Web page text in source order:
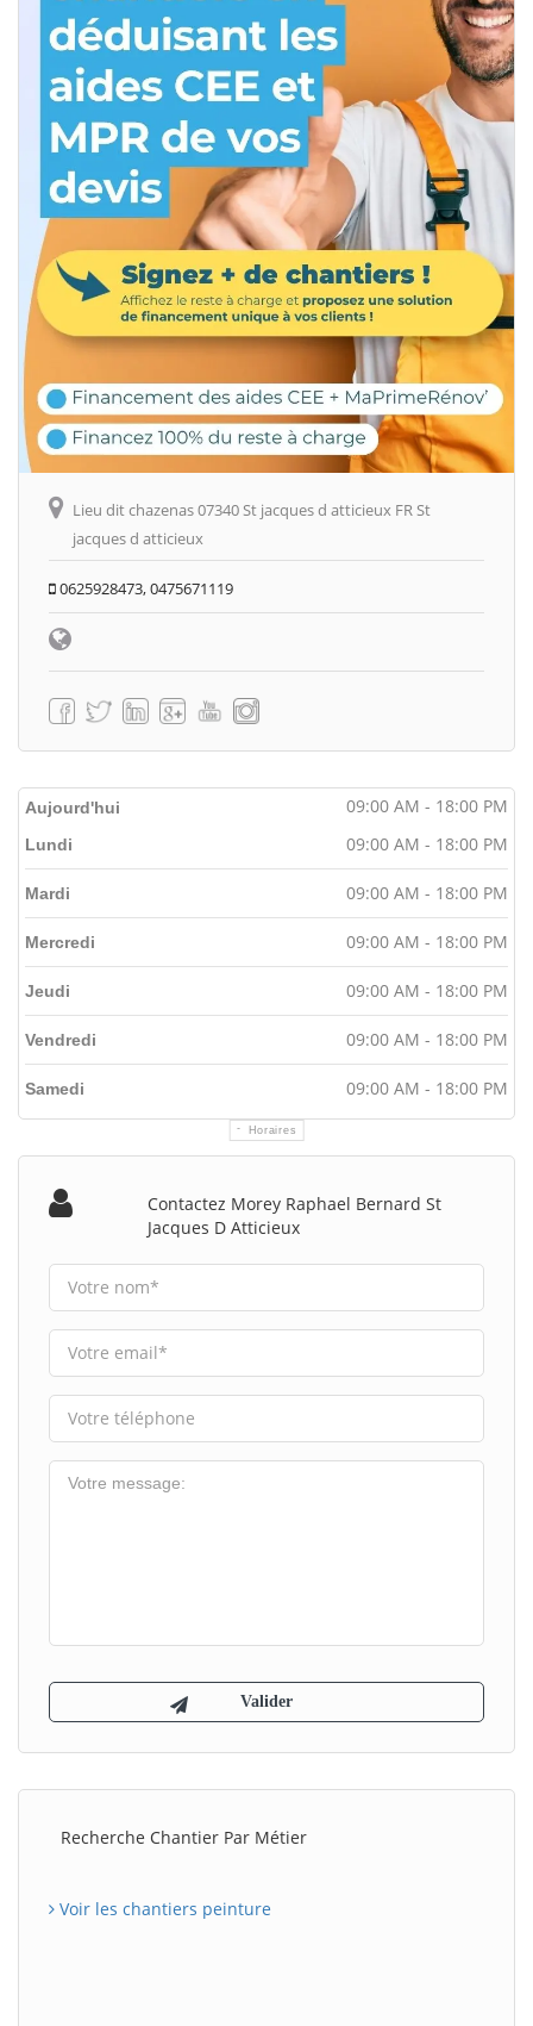
Lieu dit chazenas 07340 St jacques d atticieux FR St
jacques d atticieux
0625928473, 0475671119
Aujourd'hui 09:00 AM - 18:00 PM
Horaires
Lundi 09:00 AM - 18:00 PM
Mardi 09:00 AM - 18:00 PM
Mercredi 09:00 AM - 18:00 PM
Jeudi 09:00 AM - 18:00 PM
Vendredi 09:00 AM - 18:00 PM
Samedi 09:00 AM - 18:00 PM
Contactez Morey Raphael Bernard St
Jacques D Atticieux
Recherche Chantier Par Métier
Voir les chantiers peinture